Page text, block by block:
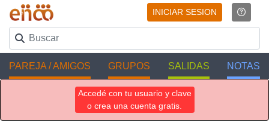
INICIAR SESION
PAREJA / AMIGOS GRUPOS SALIDAS NOTAS
Accedé con tu usuario y clave
o crea una cuenta gratis.